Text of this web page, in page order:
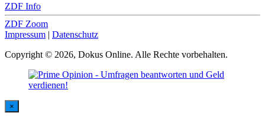
ZDF Info
ZDF Zoom
Impressum | Datenschutz
Copyright © 2026, Dokus Online. Alle Rechte vorbehalten.
×